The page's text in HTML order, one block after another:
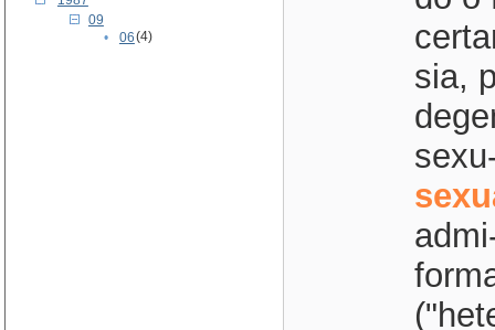
09
•
06(4)
sia,